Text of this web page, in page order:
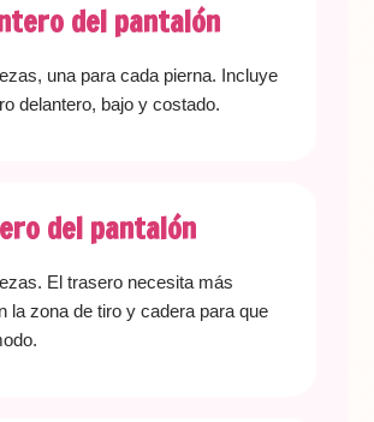
del pantalón
una para cada pierna. Incluye
delantero, bajo y costado.
del pantalón
El trasero necesita más
la zona de tiro y cadera para que